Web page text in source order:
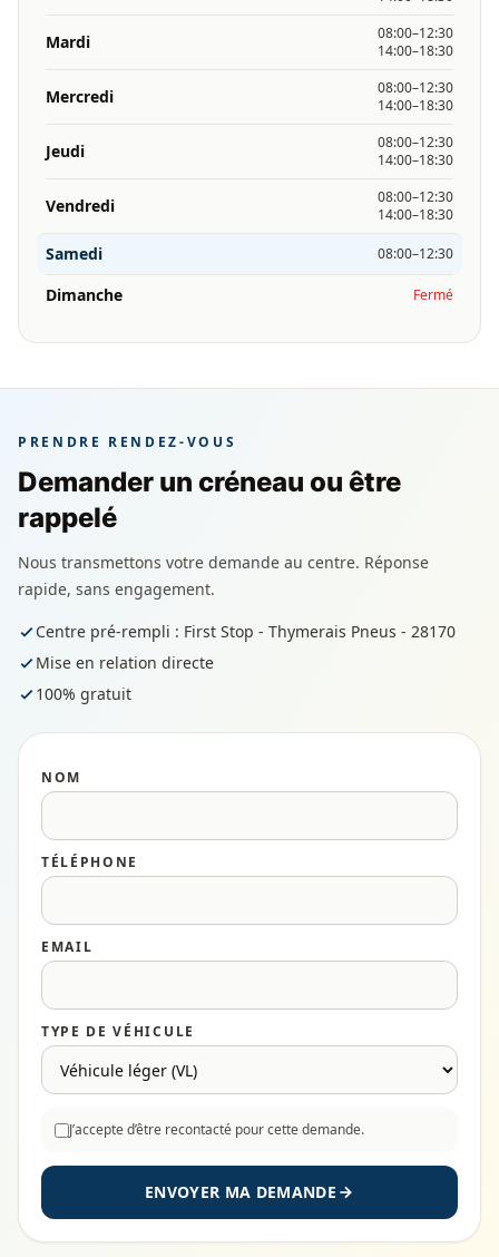
Mardi
08:00–12:30
14:00–18:30
Mercredi
08:00–12:30
14:00–18:30
Jeudi
08:00–12:30
14:00–18:30
Vendredi
08:00–12:30
14:00–18:30
Samedi 08:00–12:30
Dimanche Fermé
PRENDRE RENDEZ-VOUS
Demander un créneau ou être
rappelé
Nous transmettons votre demande au centre. Réponse
rapide, sans engagement.
Centre pré-rempli : First Stop - Thymerais Pneus - 28170
Mise en relation directe
100% gratuit
NOM
TÉLÉPHONE
EMAIL
TYPE DE VÉHICULE
J’accepte d’être recontacté pour cette demande.
ENVOYER MA DEMANDE